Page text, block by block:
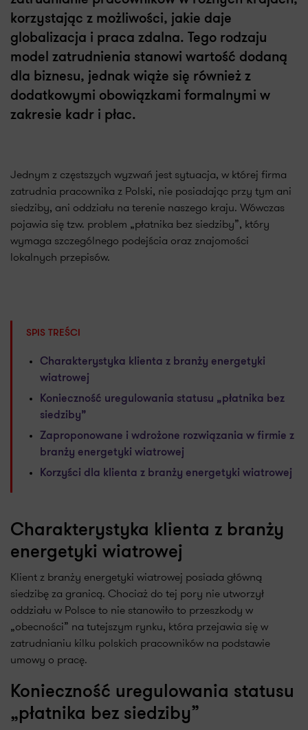
korzystając z możliwości, jakie daje
globalizacja i praca zdalna. Tego rodzaju
model zatrudnienia stanowi wartość dodaną
dla biznesu, jednak wiąże się również z
dodatkowymi obowiązkami formalnymi w
zakresie kadr i płac.
Jednym z częstszych wyzwań jest sytuacja, w której firma
zatrudnia pracownika z Polski, nie posiadając przy tym ani
siedziby, ani oddziału na terenie naszego kraju. Wówczas
pojawia się tzw. problem „płatnika bez siedziby”, który
wymaga szczególnego podejścia oraz znajomości
lokalnych przepisów.
SPIS TREŚCI
Charakterystyka klienta z branży energetyki
wiatrowej
Konieczność uregulowania statusu „płatnika bez
siedziby”
Zaproponowane i wdrożone rozwiązania w firmie z
branży energetyki wiatrowej
Korzyści dla klienta z branży energetyki wiatrowej
Charakterystyka klienta z branży
energetyki wiatrowej
Klient z branży energetyki wiatrowej posiada główną
siedzibę za granicą. Chociaż do tej pory nie utworzył
oddziału w Polsce to nie stanowiło to przeszkody w
„obecności” na tutejszym rynku, która przejawia się w
zatrudnianiu kilku polskich pracowników na podstawie
umowy o pracę.
Konieczność uregulowania statusu
„płatnika bez siedziby”